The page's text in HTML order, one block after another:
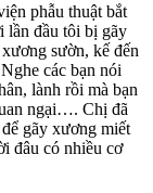
phẫu thuật bắt
lần đầu tôi bị gãy
sườn, kế đến
các bạn nói
lành rồi mà bạn
ngại…. Chị đã
gãy xương miết
đâu có nhiều cơ